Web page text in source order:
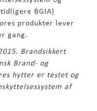
BGIA)
produkter lever
gang.
Brandsikkert
Brand- og
hytter er testet og
af